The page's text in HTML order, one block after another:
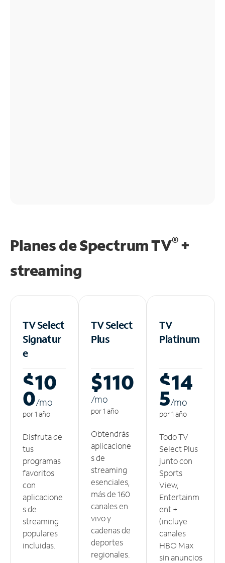
Planes de Spectrum TV®+
streaming
TV Select
Signatur
e
$10
0/mo
por 1 año
Disfruta de
tus
programas
favoritos
con
aplicacione
s de
streaming
populares
incluidas.
TV Select
Plus
$110
/mo
por 1 año
Obtendrás
aplicacione
s de
streaming
esenciales,
más de 160
canales en
vivo y
cadenas de
deportes
regionales.
TV
Platinum
$14
5/mo
por 1 año
Todo TV
Select Plus
junto con
Sports
View,
Entertainm
ent +
(incluye
canales
HBO Max
sin anuncios